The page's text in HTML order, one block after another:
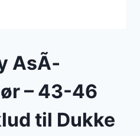
AsÃ­
– 43-46
til Dukke